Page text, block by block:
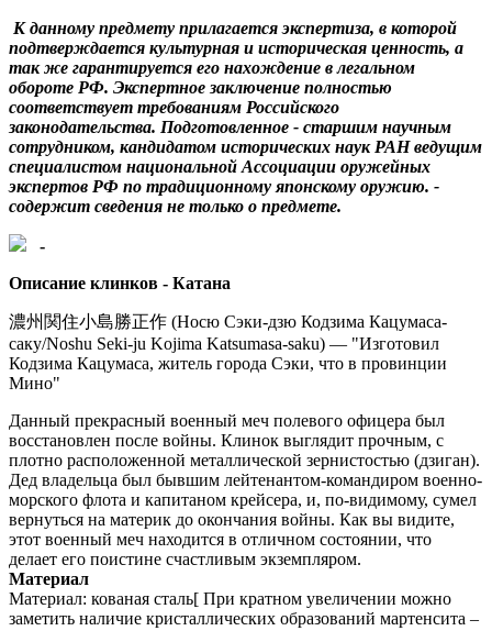
К данному предмету прилагается экспертиза, в которой
подтверждается культурная и историческая ценность, а
так же гарантируется его нахождение в легальном
обороте РФ. Экспертное заключение полностью
соответствует требованиям Российского
законодательства. Подготовленное - старшим научным
сотрудником, кандидатом исторических наук РАН ведущим
специалистом национальной Ассоциации оружейных
экспертов РФ по традиционному японскому оружию. -
содержит сведения не только о предмете.
-
Описание клинков - Катана
濃州関住小島勝正作 (Носю Сэки-дзю Кодзима Кацумаса-
саку/Noshu Seki-ju Kojima Katsumasa-saku) — "Изготовил
Кодзима Кацумаса, житель города Сэки, что в провинции
Мино"
Данный прекрасный военный меч полевого офицера был
восстановлен после войны. Клинок выглядит прочным, с
плотно расположенной металлической зернистостью (дзиган).
Дед владельца был бывшим лейтенантом-командиром военно-
морского флота и капитаном крейсера, и, по-видимому, сумел
вернуться на материк до окончания войны. Как вы видите,
этот военный меч находится в отличном состоянии, что
делает его поистине счастливым экземпляром.
Материал
Материал: кованая сталь[ При кратном увеличении можно
заметить наличие кристаллических образований мартенсита –